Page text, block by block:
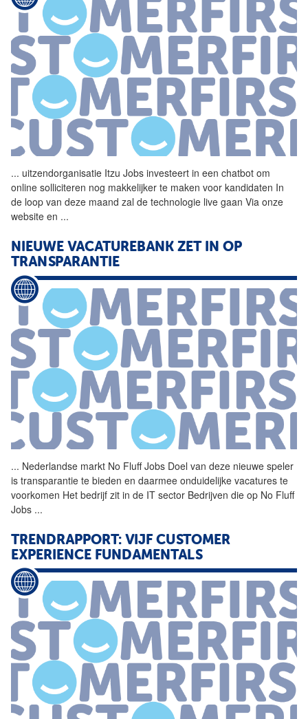
... uitzendorganisatie Itzu Jobs investeert in een chatbot om
online solliciteren nog makkelijker te maken voor kandidaten In
de loop van deze maand zal de technologie live gaan Via onze
website en ...
NIEUWE VACATUREBANK ZET IN OP
TRANSPARANTIE
... Nederlandse markt No FluffJobs Doel van deze nieuwe speler
is transparantie te bieden en daarmee onduidelijke vacatures te
voorkomen Het bedrijf zit in de IT sector Bedrijven die op No Fluff
Jobs ...
TRENDRAPPORT: VIJF CUSTOMER
EXPERIENCE FUNDAMENTALS